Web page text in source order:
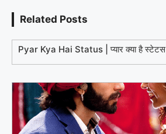
Related Posts
Pyar Kya Hai Status | प्यार क्या है स्टेटस